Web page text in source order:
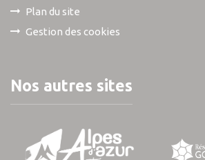
Plan du site
Gestion des cookies
Nos autres sites